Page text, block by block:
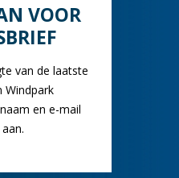
VOOR
van de laatste
Windpark
en e-mail